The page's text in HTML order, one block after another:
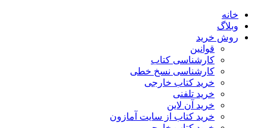
خانه
وبلاگ
روش خرید
قوانین
کارشناسی کتاب
کارشناسی نسخ خطی
خرید کتاب خارجی
خرید تلفنی
خرید آن لاین
خرید کتاب از سایت آمازون